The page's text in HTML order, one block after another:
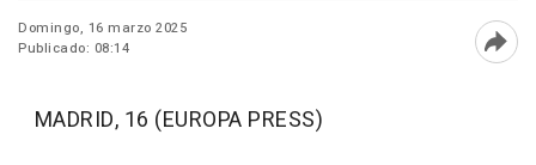
Domingo, 16 marzo 2025
Publicado: 08:14
MADRID, 16 (EUROPA PRESS)